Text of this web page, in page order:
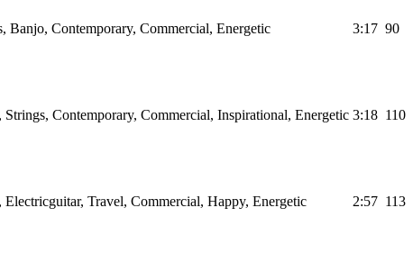
Banjo, Contemporary, Commercial, Energetic 3:17 90
Contemporary, Commercial, Inspirational, Energetic 3:18 110
Travel, Commercial, Happy, Energetic 2:57 113